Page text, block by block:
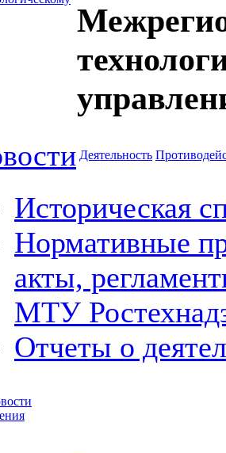
Деятельность
Историческая
Нормативные
акты,
МТУ
Отчеты о